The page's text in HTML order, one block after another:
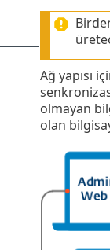
Ağ yapısı
olmayan
olan